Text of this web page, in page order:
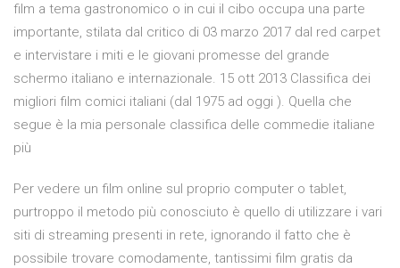
film a tema gastronomico o in cui il cibo occupa una parte
importante, stilata dal critico di 03 marzo 2017 dal red carpet
e intervistare i miti e le giovani promesse del grande
schermo italiano e internazionale. 15 ott 2013 Classifica dei
migliori film comici italiani (dal 1975 ad oggi ). Quella che
segue è la mia personale classifica delle commedie italiane
più
Per vedere un film online sul proprio computer o tablet,
purtroppo il metodo più conosciuto è quello di utilizzare i vari
siti di streaming presenti in rete, ignorando il fatto che è
possibile trovare comodamente, tantissimi film gratis da